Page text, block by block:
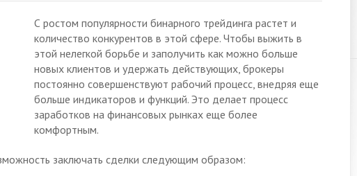
С ростом популярности бинарного трейдинга растет и
количество конкурентов в этой сфере. Чтобы выжить в
этой нелегкой борьбе и заполучить как можно больше
новых клиентов и удержать действующих, брокеры
постоянно совершенствуют рабочий процесс, внедряя еще
больше индикаторов и функций. Это делает процесс
заработков на финансовых рынках еще более
комфортным.
заключать сделки следующим образом: